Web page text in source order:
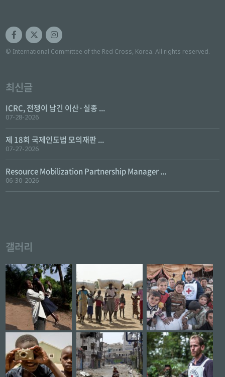
© International Committee of the Red Cross, Korea. All rights reserved.
최신글
ICRC, 전쟁이 남긴 이산·실종 ...
07-28-2026
제 18회 국제인도법 모의재판 ...
07-27-2026
Resource Mobilization Partnership Manager ...
06-30-2026
갤러리